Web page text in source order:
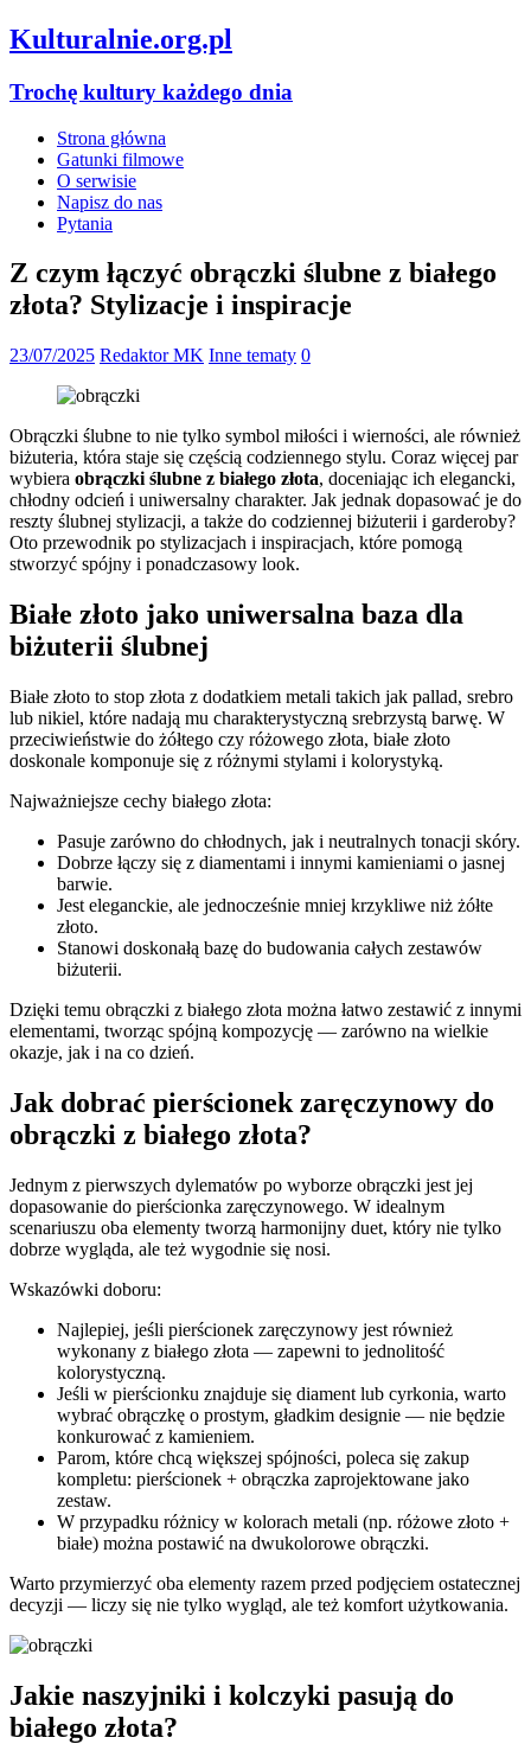
Kulturalnie.org.pl
Trochę kultury każdego dnia
Strona główna
Gatunki filmowe
O serwisie
Napisz do nas
Pytania
Z czym łączyć obrączki ślubne z białego
złota? Stylizacje i inspiracje
23/07/2025 Redaktor MK Inne tematy 0
Obrączki ślubne to nie tylko symbol miłości i wierności, ale również
biżuteria, która staje się częścią codziennego stylu. Coraz więcej par
wybiera obrączki ślubne z białego złota, doceniając ich elegancki,
chłodny odcień i uniwersalny charakter. Jak jednak dopasować je do
reszty ślubnej stylizacji, a także do codziennej biżuterii i garderoby?
Oto przewodnik po stylizacjach i inspiracjach, które pomogą
stworzyć spójny i ponadczasowy look.
Białe złoto jako uniwersalna baza dla
biżuterii ślubnej
Białe złoto to stop złota z dodatkiem metali takich jak pallad, srebro
lub nikiel, które nadają mu charakterystyczną srebrzystą barwę. W
przeciwieństwie do żółtego czy różowego złota, białe złoto
doskonale komponuje się z różnymi stylami i kolorystyką.
Najważniejsze cechy białego złota:
Pasuje zarówno do chłodnych, jak i neutralnych tonacji skóry.
Dobrze łączy się z diamentami i innymi kamieniami o jasnej
barwie.
Jest eleganckie, ale jednocześnie mniej krzykliwe niż żółte
złoto.
Stanowi doskonałą bazę do budowania całych zestawów
biżuterii.
Dzięki temu obrączki z białego złota można łatwo zestawić z innymi
elementami, tworząc spójną kompozycję — zarówno na wielkie
okazje, jak i na co dzień.
Jak dobrać pierścionek zaręczynowy do
obrączki z białego złota?
Jednym z pierwszych dylematów po wyborze obrączki jest jej
dopasowanie do pierścionka zaręczynowego. W idealnym
scenariuszu oba elementy tworzą harmonijny duet, który nie tylko
dobrze wygląda, ale też wygodnie się nosi.
Wskazówki doboru:
Najlepiej, jeśli pierścionek zaręczynowy jest również
wykonany z białego złota — zapewni to jednolitość
kolorystyczną.
Jeśli w pierścionku znajduje się diament lub cyrkonia, warto
wybrać obrączkę o prostym, gładkim designie — nie będzie
konkurować z kamieniem.
Parom, które chcą większej spójności, poleca się zakup
kompletu: pierścionek + obrączka zaprojektowane jako
zestaw.
W przypadku różnicy w kolorach metali (np. różowe złoto +
białe) można postawić na dwukolorowe obrączki.
Warto przymierzyć oba elementy razem przed podjęciem ostatecznej
decyzji — liczy się nie tylko wygląd, ale też komfort użytkowania.
Jakie naszyjniki i kolczyki pasują do
białego złota?